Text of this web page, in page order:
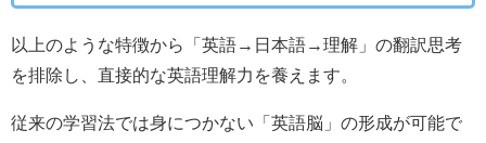
以上のような特徴から「英語→日本語→理解」の翻訳思考
を排除し、直接的な英語理解力を養えます。
従来の学習法では身につかない「英語脳」の形成が可能で